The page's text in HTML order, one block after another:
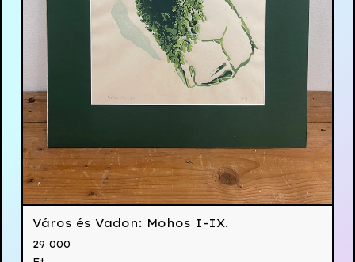
Város és Vadon: Mohos I-IX.
29 000